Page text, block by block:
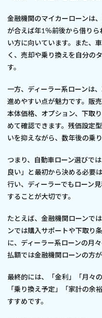
金融機関のマイカーローンは
が合えば年1％前後から借り
い方に向いています。また、
く、売却や乗り換えを自分の
す。
一方、ディーラー系ローンは
進めやすい点が魅力です。販
本体価格、オプション、下取
めて確認できます。残価設定
いを抑えながら、数年後の乗
つまり、自動車ローン選びで
良い」と最初から決める必要
行い、ディーラーでもローン
することが大切です。
たとえば、金融機関ローンで
ンでは購入サポートや下取り
に、ディーラー系ローンの月
払額では金融機関ローンの方
最終的には、「金利」「月々
「乗り換え予定」「家計の余
すすめです。